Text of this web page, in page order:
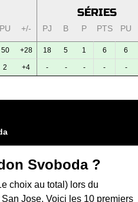
SÉRIES
PU +/- PJ B P PTS PU
50 +28 18 5 1 6 6
2 +4 - - - - -
Svoboda ?
choix au total) lors du
Jose. Voici les 10 premiers